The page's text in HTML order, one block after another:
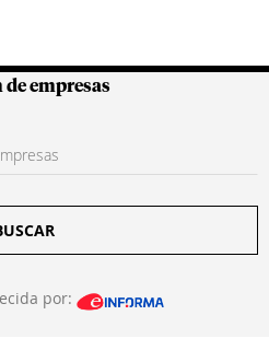
Colombianas
empresas
por: